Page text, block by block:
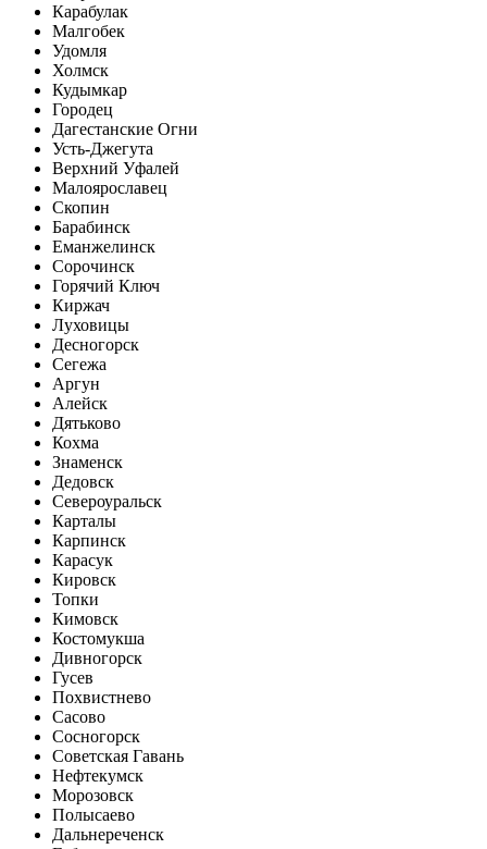
Карабулак
Малгобек
Удомля
Холмск
Кудымкар
Городец
Дагестанские Огни
Усть-Джегута
Верхний Уфалей
Малоярославец
Скопин
Барабинск
Еманжелинск
Сорочинск
Горячий Ключ
Киржач
Луховицы
Десногорск
Сегежа
Аргун
Алейск
Дятьково
Кохма
Знаменск
Дедовск
Североуральск
Карталы
Карпинск
Карасук
Кировск
Топки
Кимовск
Костомукша
Дивногорск
Гусев
Похвистнево
Сасово
Сосногорск
Советская Гавань
Нефтекумск
Морозовск
Полысаево
Дальнереченск